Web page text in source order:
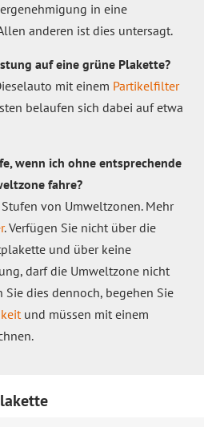
in eine
anderen ist dies untersagt.
auf eine grüne Plakette?
mit einem Partikelfilter
belaufen sich dabei auf etwa
wenn ich ohne entsprechende
fahre?
von Umweltzonen. Mehr
. Verfügen Sie nicht über die
und über keine
darf die Umweltzone nicht
Sie dies dennoch, begehen Sie
und müssen mit einem